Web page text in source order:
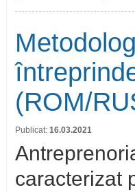
(ROM/
Publicat: 16.03.2021
caracterizat